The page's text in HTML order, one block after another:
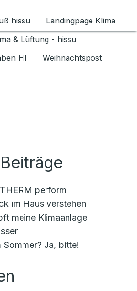
umschalten
hissu
Landingpage Klima
& Lüftung - hissu
HI
Weihnachtspost
perform
im Haus verstehen
meine Klimaanlage
Sommer? Ja, bitte!